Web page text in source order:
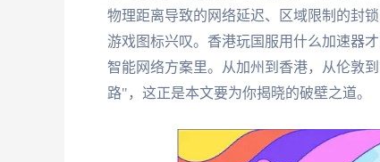
物理距离导致的网络延迟、区域限制的封
游戏图标兴叹。香港玩国服用什么加速器
智能网络方案里。从加州到香港，从伦敦
路"，这正是本文要为你揭晓的破壁之道。